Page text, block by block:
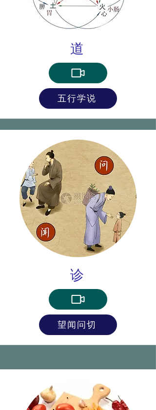
道
五行学说
诊
望闻问切